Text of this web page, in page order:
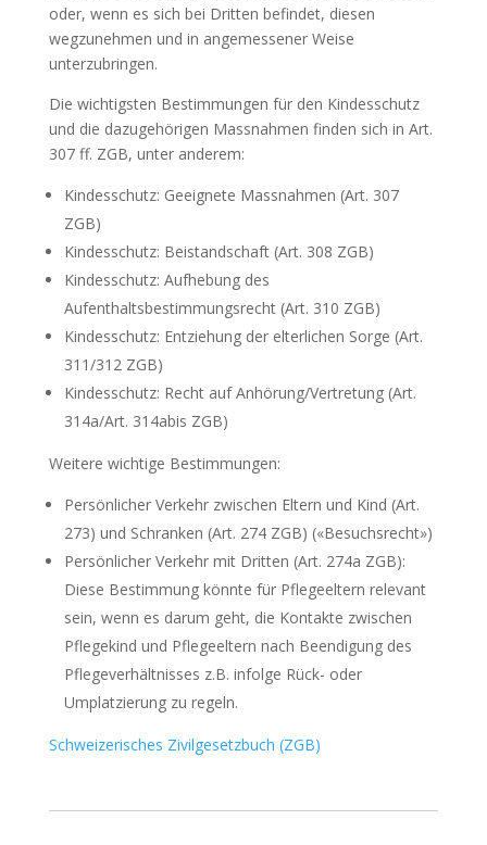
oder, wenn es sich bei Dritten befindet, diesen
wegzunehmen und in angemessener Weise
unterzubringen.
Die wichtigsten Bestimmungen für den Kindesschutz
und die dazugehörigen Massnahmen finden sich in Art.
307 ff. ZGB, unter anderem:
Kindesschutz: Geeignete Massnahmen (Art. 307
ZGB)
Kindesschutz: Beistandschaft (Art. 308 ZGB)
Kindesschutz: Aufhebung des
Aufenthaltsbestimmungsrecht (Art. 310 ZGB)
Kindesschutz: Entziehung der elterlichen Sorge (Art.
311/312 ZGB)
Kindesschutz: Recht auf Anhörung/Vertretung (Art.
314a/Art. 314abis ZGB)
Weitere wichtige Bestimmungen:
Persönlicher Verkehr zwischen Eltern und Kind (Art.
273) und Schranken (Art. 274 ZGB) («Besuchsrecht»)
Persönlicher Verkehr mit Dritten (Art. 274a ZGB):
Diese Bestimmung könnte für Pflegeeltern relevant
sein, wenn es darum geht, die Kontakte zwischen
Pflegekind und Pflegeeltern nach Beendigung des
Pflegeverhältnisses z.B. infolge Rück- oder
Umplatzierung zu regeln.
Schweizerisches Zivilgesetzbuch (ZGB)